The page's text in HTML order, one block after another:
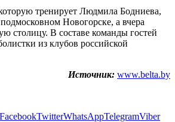
тренирует Людмила Бодниева,
Новогорске, а вчера
столицу. В составе команды гостей
из клубов российской
Источник: www.belta.by
FacebookTwitterWhatsAppTelegramViber